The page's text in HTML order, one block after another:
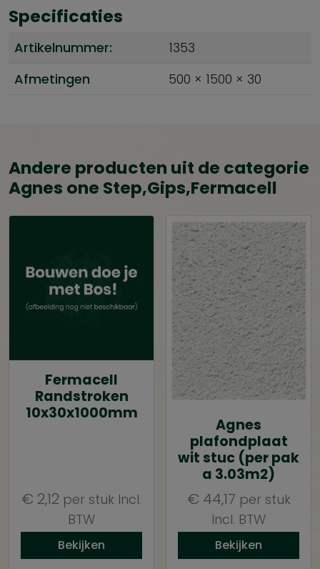
Specificaties
Artikelnummer:
1353
Afmetingen
500 × 1500 × 30
Andere producten uit de categorie
Agnes one Step,Gips,Fermacell
Fermacell
Randstroken
10x30x1000mm
€ 2,12 per stuk Incl.
BTW
Bekijken
Agnes
plafondplaat
wit stuc (per pak
a 3.03m2)
€ 44,17 per stuk
Incl. BTW
Bekijken